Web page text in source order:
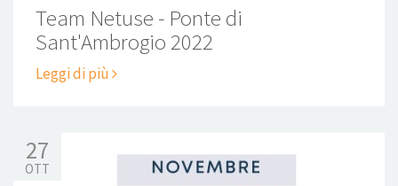
Team Netuse - Ponte di
Sant'Ambrogio 2022
Leggi di più
27
OTT